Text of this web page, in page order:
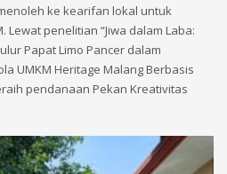
ke kearifan lokal untuk
Lewat penelitian “Jiwa dalam Laba:
Papat Limo Pancer dalam
UMKM Heritage Malang Berbasis
pendanaan Pekan Kreativitas